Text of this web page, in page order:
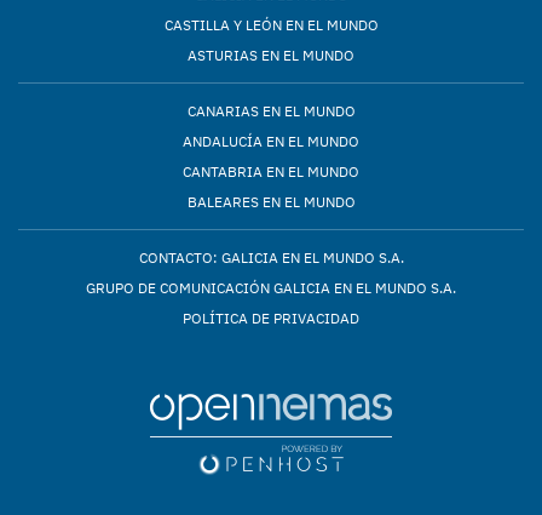
CASTILLA Y LEÓN EN EL MUNDO
ASTURIAS EN EL MUNDO
CANARIAS EN EL MUNDO
ANDALUCÍA EN EL MUNDO
CANTABRIA EN EL MUNDO
BALEARES EN EL MUNDO
CONTACTO: GALICIA EN EL MUNDO S.A.
GRUPO DE COMUNICACIÓN GALICIA EN EL MUNDO S.A.
POLÍTICA DE PRIVACIDAD